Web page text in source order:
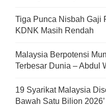
Tiga Punca Nisbah Gaji
KDNK Masih Rendah
Malaysia Berpotensi
Terbesar Dunia – Abdul
19 Syarikat Malaysia
Bawah Satu Bilion